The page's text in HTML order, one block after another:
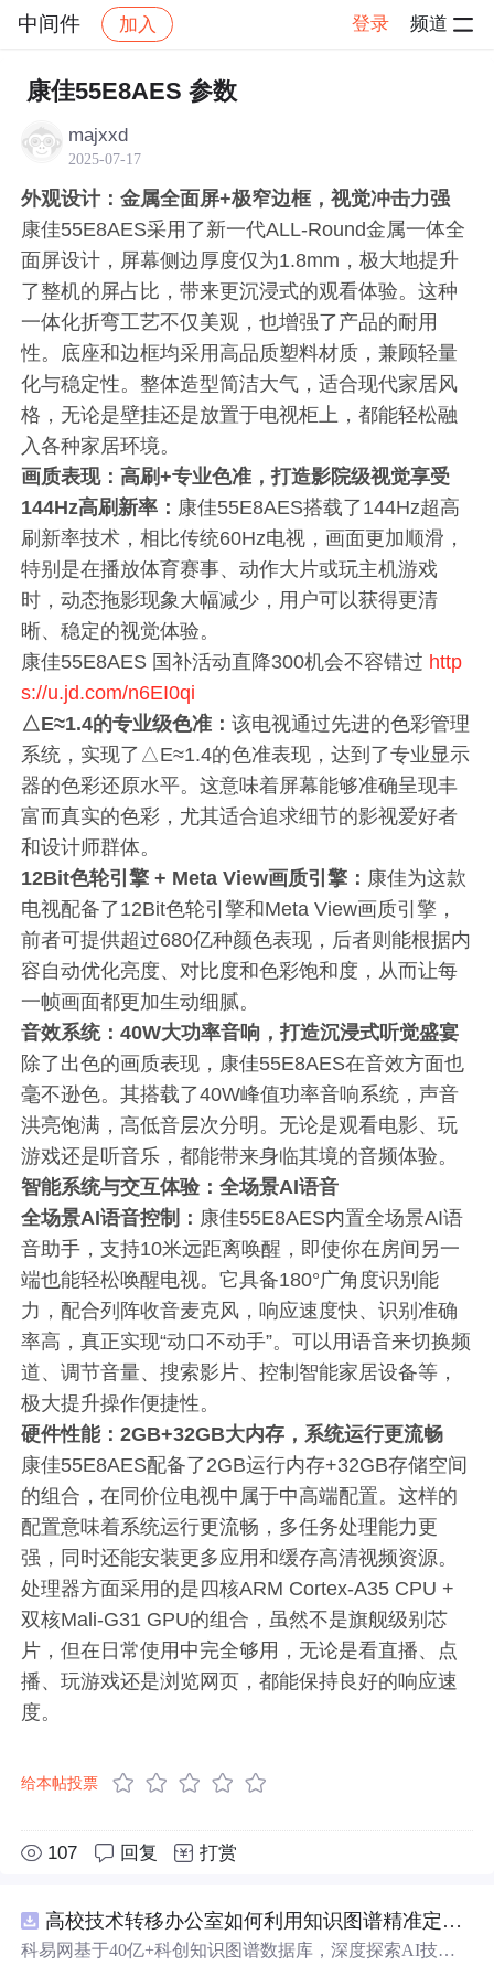
中间件 加入 登录 频道
社区 中间件 帖子详情
康佳55E8AES 参数
majxxd
2025-07-17
外观设计：金属全面屏+极窄边框，视觉冲击力强
康佳55E8AES采用了新一代ALL-Round金属一体全
面屏设计，屏幕侧边厚度仅为1.8mm，极大地提升
了整机的屏占比，带来更沉浸式的观看体验。这种
一体化折弯工艺不仅美观，也增强了产品的耐用
性。底座和边框均采用高品质塑料材质，兼顾轻量
化与稳定性。整体造型简洁大气，适合现代家居风
格，无论是壁挂还是放置于电视柜上，都能轻松融
入各种家居环境。
画质表现：高刷+专业色准，打造影院级视觉享受
144Hz高刷新率： 康佳55E8AES搭载了144Hz超高
刷新率技术，相比传统60Hz电视，画面更加顺滑，
特别是在播放体育赛事、动作大片或玩主机游戏
时，动态拖影现象大幅减少，用户可以获得更清
晰、稳定的视觉体验。
康佳55E8AES 国补活动直降300机会不容错过 http
s://u.jd.com/n6EI0qi
△E≈1.4的专业级色准：该电视通过先进的色彩管理
系统，实现了△E≈1.4的色准表现，达到了专业显示
器的色彩还原水平。这意味着屏幕能够准确呈现丰
富而真实的色彩，尤其适合追求细节的影视爱好者
和设计师群体。
12Bit色轮引擎 + Meta View画质引擎： 康佳为这款
电视配备了12Bit色轮引擎和Meta View画质引擎，
前者可提供超过680亿种颜色表现，后者则能根据内
容自动优化亮度、对比度和色彩饱和度，从而让每
一帧画面都更加生动细腻。
音效系统：40W大功率音响，打造沉浸式听觉盛宴
除了出色的画质表现，康佳55E8AES在音效方面也
毫不逊色。其搭载了40W峰值功率音响系统，声音
洪亮饱满，高低音层次分明。无论是观看电影、玩
游戏还是听音乐，都能带来身临其境的音频体验。
智能系统与交互体验：全场景AI语音
全场景AI语音控制： 康佳55E8AES内置全场景AI语
音助手，支持10米远距离唤醒，即使你在房间另一
端也能轻松唤醒电视。它具备180°广角度识别能
力，配合列阵收音麦克风，响应速度快、识别准确
率高，真正实现“动口不动手”。可以用语音来切换频
道、调节音量、搜索影片、控制智能家居设备等，
极大提升操作便捷性。
硬件性能：2GB+32GB大内存，系统运行更流畅
康佳55E8AES配备了2GB运行内存+32GB存储空间
的组合，在同价位电视中属于中高端配置。这样的
配置意味着系统运行更流畅，多任务处理能力更
强，同时还能安装更多应用和缓存高清视频资源。
处理器方面采用的是四核ARM Cortex-A35 CPU +
双核Mali-G31 GPU的组合，虽然不是旗舰级别芯
片，但在日常使用中完全够用，无论是看直播、点
播、玩游戏还是浏览网页，都能保持良好的响应速
度。
给本帖投票
107 回复 打赏
高校技术转移办公室如何利用知识图谱精准定位产业需求与技术适配点？.docx
科易网基于40亿+科创知识图谱数据库，深度探索AI技术